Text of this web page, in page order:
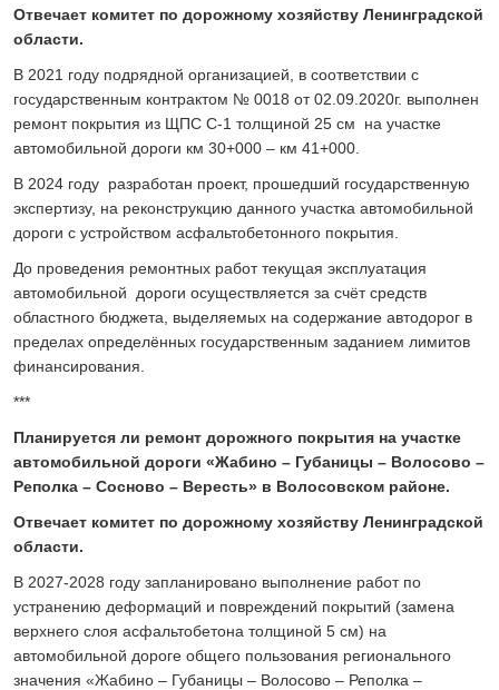
Отвечает комитет по дорожному хозяйству Ленинградской
области.
В 2021 году подрядной организацией, в соответствии с
государственным контрактом № 0018 от 02.09.2020г. выполнен
ремонт покрытия из ЩПС С-1 толщиной 25 см на участке
автомобильной дороги км 30+000 – км 41+000.
В 2024 году разработан проект, прошедший государственную
экспертизу, на реконструкцию данного участка автомобильной
дороги с устройством асфальтобетонного покрытия.
До проведения ремонтных работ текущая эксплуатация
автомобильной дороги осуществляется за счёт средств
областного бюджета, выделяемых на содержание автодорог в
пределах определённых государственным заданием лимитов
финансирования.
***
Планируется ли ремонт дорожного покрытия на участке
автомобильной дороги «Жабино – Губаницы – Волосово –
Реполка – Сосново – Вересть» в Волосовском районе.
Отвечает комитет по дорожному хозяйству Ленинградской
области.
В 2027-2028 году запланировано выполнение работ по
устранению деформаций и повреждений покрытий (замена
верхнего слоя асфальтобетона толщиной 5 см) на
автомобильной дороге общего пользования регионального
значения «Жабино – Губаницы – Волосово – Реполка –